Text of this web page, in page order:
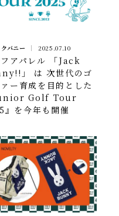
バニー 2025.07.10
アパレル 「Jack
」 は 次世代のゴ
ー育成を目的とした
Golf Tour
』を今年も開催